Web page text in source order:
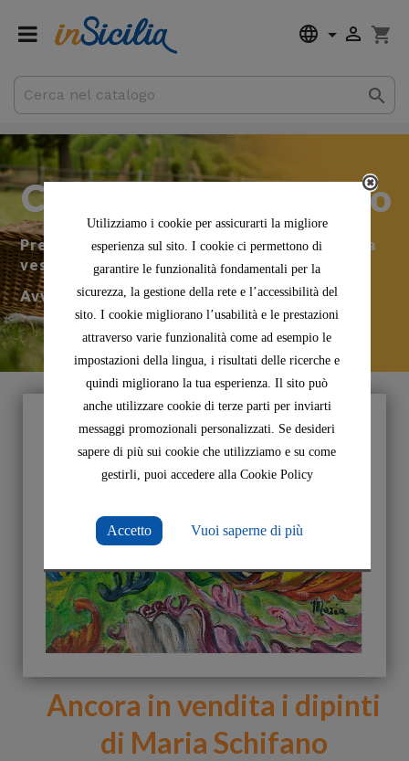
Utilizziamo i cookie per assicurarti la migliore
esperienza sul sito. I cookie ci permettono di
garantire le funzionalità fondamentali per la
sicurezza, la gestione della rete e l’accessibilità del
sito. I cookie migliorano l’usabilità e le prestazioni
attraverso varie funzionalità come ad esempio le
impostazioni della lingua, i risultati delle ricerche e
quindi migliorano la tua esperienza. Il sito può
anche utilizzare cookie di terze parti per inviarti
messaggi promozionali personalizzati. Se desideri
sapere di più sui cookie che utilizziamo e su come
gestirli, puoi accedere alla Cookie Policy
Accetto Vuoi saperne di più
  shopping_cart
Totale parziale 0,00 €
Spedizione

Ci stiamo rinnovando
Presto saremo di nuovo on line con una nuova
veste.
Avviseremo tutti i nostri clienti
Ancora in vendita i dipinti
di Maria Schifano